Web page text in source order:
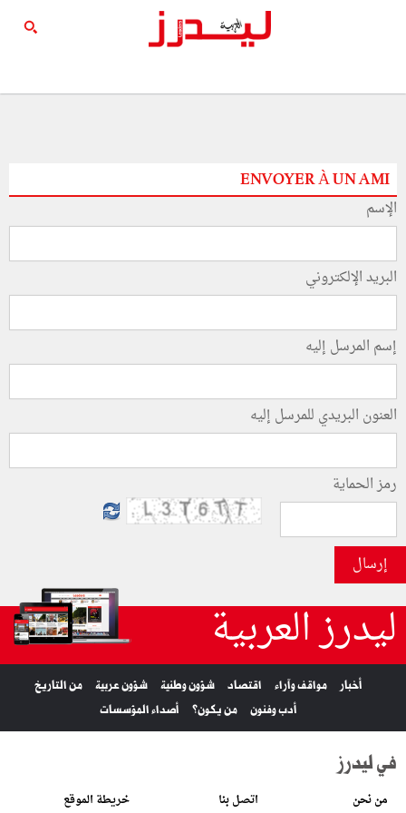
ENVOYER À UN AMI
الإسم
البريد الإلكتروني
إسم المرسل إليه
العنون البريدي للمرسل إليه
رمز الحماية
إرسال
ليدرز العربية
أخبار مواقف وآراء اقتصاد شؤون وطنية شؤون عربية
من التاريخ
أدب وفنون
من يكون؟ أصداء المؤسسات
في ليدرز
من نحن اتصل بنا خريطة الموقع